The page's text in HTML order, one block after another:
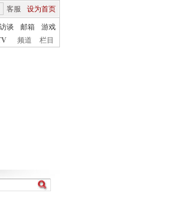
客服 设为首页
访谈 邮箱
游戏
频道 栏目